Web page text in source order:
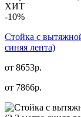
ХИТ
-10%
Стойка с
синяя лента)
от 8653р.
от 7866р.